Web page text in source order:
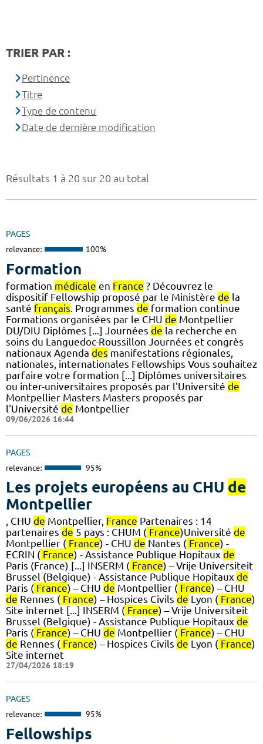
Résultats 1 à 20 sur 20 au total
PAGES
relevance: 100%
Formation
formation médicale en France ? Découvrez le
dispositif Fellowship proposé par le Ministère de la
santé français . Programmes de formation continue
Formations organisées par le CHU de Montpellier
DU/DIU Diplômes [...] Journées de la recherche en
soins du Languedoc-Roussillon Journées et congrès
nationaux Agenda des manifestations régionales,
nationales, internationales Fellowships Vous souhaitez
parfaire votre formation [...] Diplômes universitaires
ou inter-universitaires proposés par l'Université de
Montpellier Masters Masters proposés par
l'Université de Montpellier
09/06/2026 16:44
PAGES
relevance: 95%
Les projets européens au CHU de
Montpellier
, CHU de Montpellier, France Partenaires : 14
partenaires de 5 pays : CHUM ( France)Université de
Montpellier ( France) - CHU de Nantes ( France) -
ECRIN ( France) - Assistance Publique Hopitaux de
Paris (France) [...] INSERM ( France) – Vrije Universiteit
Brussel (Belgique) - Assistance Publique Hopitaux de
Paris ( France) – CHU de Montpellier ( France) – CHU
de Rennes ( France) – Hospices Civils de Lyon ( France)
Site internet [...] INSERM ( France) – Vrije Universiteit
Brussel (Belgique) - Assistance Publique Hopitaux de
Paris ( France) – CHU de Montpellier ( France) – CHU
de Rennes ( France) – Hospices Civils de Lyon ( France)
Site internet
27/04/2026 18:19
PAGES
relevance: 95%
Fellowships
TRIER PAR :
Pertinence
Titre
Type de contenu
Date de dernière modification